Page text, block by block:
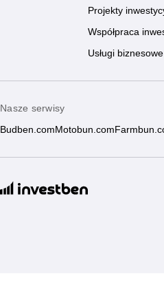
Projekty
Współpraca
Usługi biznesowe
Nasze serwisy
Budben.com Motobun.com